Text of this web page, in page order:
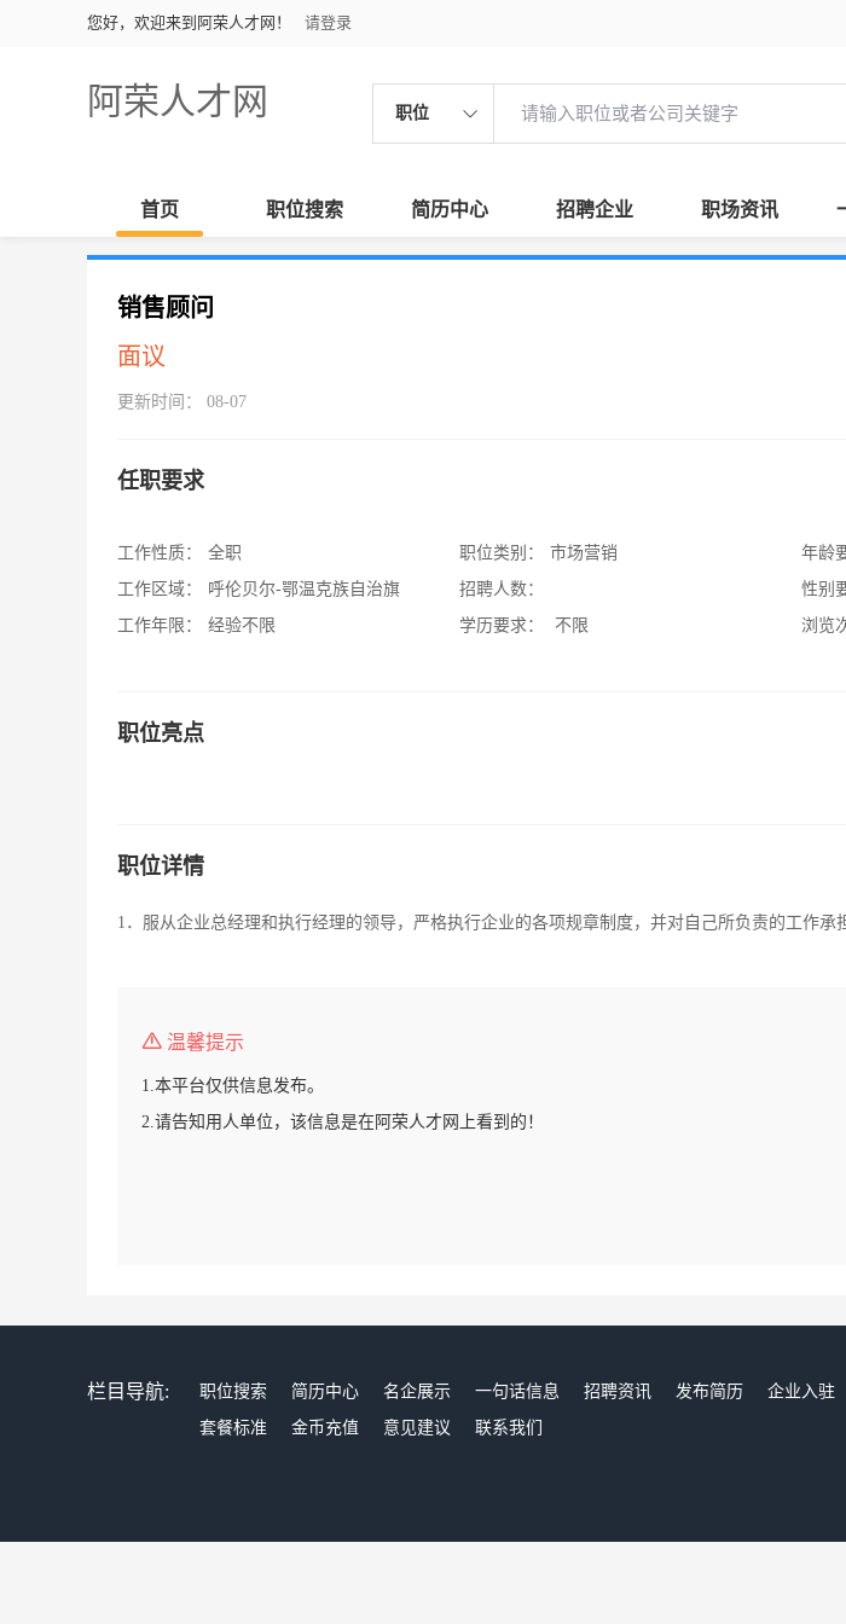
您好，欢迎来到阿荣人才网！ 请登录
阿荣人才网 职位
首页 职位搜索 简历中心 招聘企业 职场资讯
销售顾问
面议
更新时间： 08-07
任职要求
工作性质：
全职
工作区域：
呼伦贝尔-鄂温克族自治旗
工作年限：
经验不限
职位类别：
市场营销
招聘人数：
学历要求：
不限
年龄
性别
浏览
职位亮点
职位详情
1．服从企业总经理和执行经理的领导，严格执行企业的各项规章制度，并对自己所负责的工作承
温馨提示
1.本平台仅供信息发布。
2.请告知用人单位，该信息是在阿荣人才网上看到的！
栏目导航: 职位搜索 简历中心 名企展示 一句话信息 招聘资讯 发布简历 企业入驻
套餐标准
金币充值 意见建议 联系我们